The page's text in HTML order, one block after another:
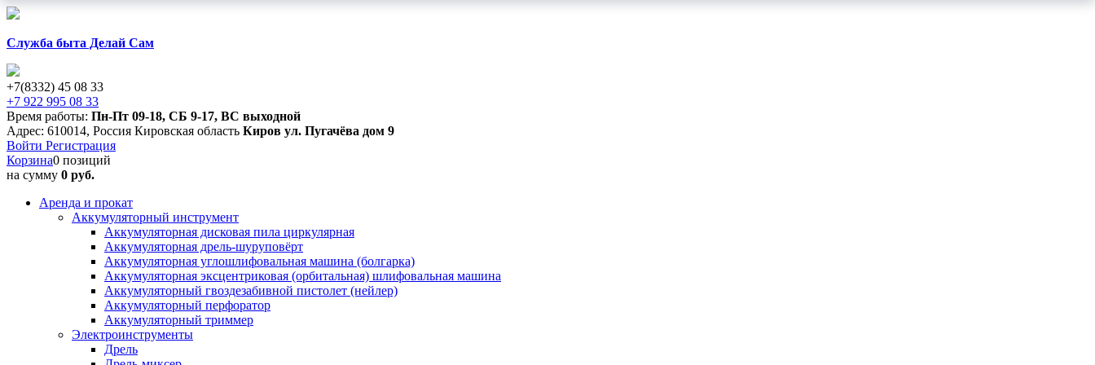
Служба быта Делай Сам
+7(8332) 45 08 33
+7 922 995 08 33
Время работы: Пн-Пт 09-18, СБ 9-17, ВС выходной
Адрес: 610014, Россия Кировская область Киров ул. Пугачёва дом 9
Войти Регистрация
Корзина0 позиций
на сумму 0 руб.
Аренда и прокат
Аккумуляторный инструмент
Аккумуляторная дисковая пила циркулярная
Аккумуляторная дрель-шуруповёрт
Аккумуляторная углошлифовальная машина (болгарка)
Аккумуляторная эксцентриковая (орбитальная) шлифовальная машина
Аккумуляторный гвоздезабивной пистолет (нейлер)
Аккумуляторный перфоратор
Аккумуляторный триммер
Электроинструменты
Дрель